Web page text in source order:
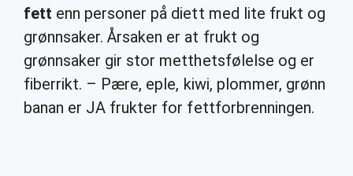
fett enn personer på diett med lite frukt og
grønnsaker. Årsaken er at frukt og
grønnsaker gir stor metthetsfølelse og er
fiberrikt. – Pære, eple, kiwi, plommer, grønn
banan er JA frukter for fettforbrenningen.